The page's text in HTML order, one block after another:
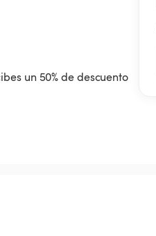
un 50% de descuento